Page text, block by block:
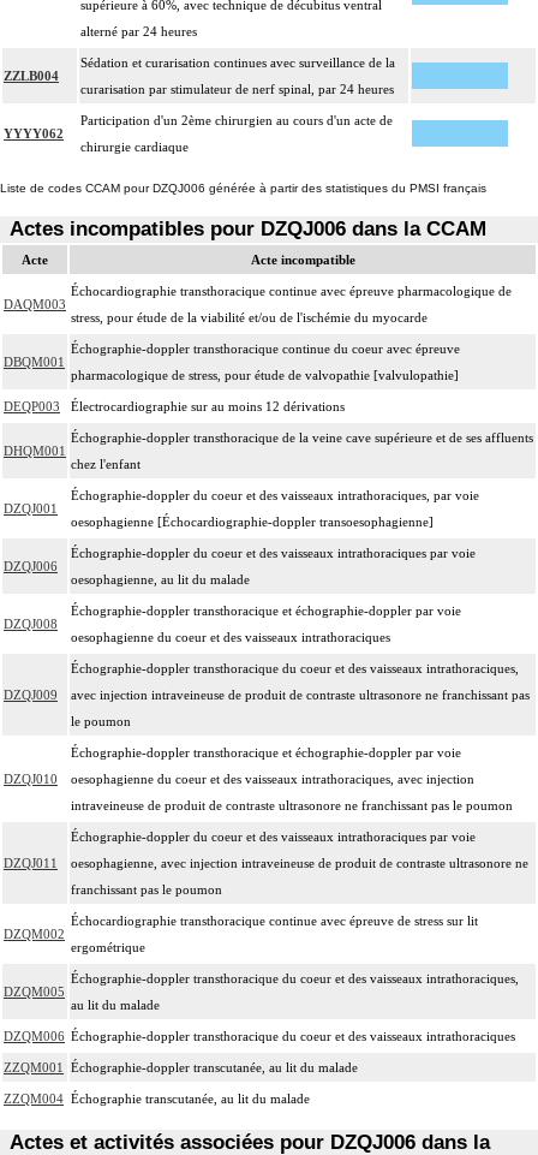
supérieure à 60%, avec technique de décubitus ventral
alterné par 24 heures
ZZLB004
Sédation et curarisation continues avec surveillance de la
curarisation par stimulateur de nerf spinal, par 24 heures
YYYY062
Participation d'un 2ème chirurgien au cours d'un acte de
chirurgie cardiaque
Liste de codes CCAM pour DZQJ006 générée à partir des statistiques du PMSI français
Actes incompatibles pour DZQJ006 dans la CCAM
Acte Acte incompatible
DAQM003
Échocardiographie transthoracique continue avec épreuve pharmacologique de
stress, pour étude de la viabilité et/ou de l'ischémie du myocarde
DBQM001
Échographie-doppler transthoracique continue du coeur avec épreuve
pharmacologique de stress, pour étude de valvopathie [valvulopathie]
DEQP003 Électrocardiographie sur au moins 12 dérivations
DHQM001
Échographie-doppler transthoracique de la veine cave supérieure et de ses affluents
chez l'enfant
DZQJ001
Échographie-doppler du coeur et des vaisseaux intrathoraciques, par voie
oesophagienne [Échocardiographie-doppler transoesophagienne]
DZQJ006
Échographie-doppler du coeur et des vaisseaux intrathoraciques par voie
oesophagienne, au lit du malade
DZQJ008
Échographie-doppler transthoracique et échographie-doppler par voie
oesophagienne du coeur et des vaisseaux intrathoraciques
DZQJ009
Échographie-doppler transthoracique du coeur et des vaisseaux intrathoraciques,
avec injection intraveineuse de produit de contraste ultrasonore ne franchissant pas
le poumon
DZQJ010
Échographie-doppler transthoracique et échographie-doppler par voie
oesophagienne du coeur et des vaisseaux intrathoraciques, avec injection
intraveineuse de produit de contraste ultrasonore ne franchissant pas le poumon
DZQJ011
Échographie-doppler du coeur et des vaisseaux intrathoraciques par voie
oesophagienne, avec injection intraveineuse de produit de contraste ultrasonore ne
franchissant pas le poumon
DZQM002
Échocardiographie transthoracique continue avec épreuve de stress sur lit
ergométrique
DZQM005
Échographie-doppler transthoracique du coeur et des vaisseaux intrathoraciques,
au lit du malade
DZQM006 Échographie-doppler transthoracique du coeur et des vaisseaux intrathoraciques
ZZQM001 Échographie-doppler transcutanée, au lit du malade
ZZQM004 Échographie transcutanée, au lit du malade
Actes et activités associées pour DZQJ006 dans la